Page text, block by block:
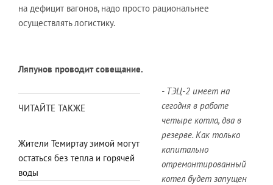
на дефицит вагонов, надо просто рациональнее
осуществлять логистику.
Ляпунов проводит совещание.
ЧИТАЙТЕ ТАКЖЕ
Жители Темиртау зимой могут
остаться без тепла и горячей
воды
- ТЭЦ-2 имеет на
сегодня в работе
четыре котла, два в
резерве. Как только
капитально
отремонтированный
котел будет запущен